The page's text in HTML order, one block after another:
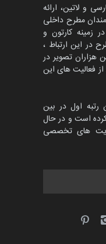
کارتون و
و لاتین، ارائه
مطرح داخلی
زمینه کارتون و
در این ارتباط ،
هزاران تصویر در
فعالیت های این
رتبه اول در بین
است و در حال
های تخصصی